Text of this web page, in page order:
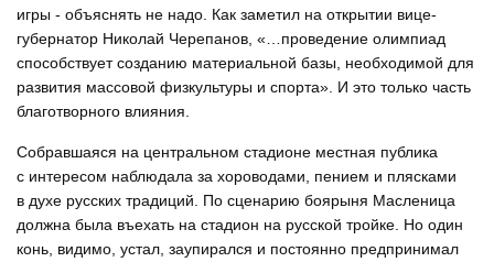
игры - объяснять не надо. Как заметил на открытии вице-
губернатор Николай Черепанов, «…проведение олимпиад
способствует созданию материальной базы, необходимой для
развития массовой физкультуры и спорта». И это только часть
благотворного влияния.
Собравшаяся на центральном стадионе местная публика
с интересом наблюдала за хороводами, пением и плясками
в духе русских традиций. По сценарию боярыня Масленица
должна была въехать на стадион на русской тройке. Но один
конь, видимо, устал, заупирался и постоянно предпринимал